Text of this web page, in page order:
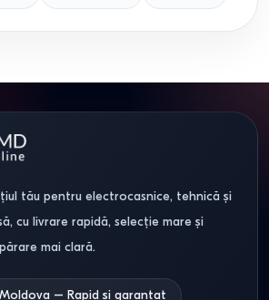
tău pentru electrocasnice, tehnică și
cu livrare rapidă, selecție mare și
mai clară.
– Rapid și garantat